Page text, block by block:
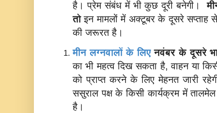
है। प्रेम संबंध में भी कुछ दूरी बनेगी।
तोइन मामलों में अक्टूबर के दूसरे सप्ताह
की जरूरत है।
मीन लग्नवालों के लिएनवंबर के दूसरे
का भी महत्व दिख सकता है, वाहन या
को प्राप्त करने के लिए मेहनत जारी
ससुराल पक्ष के किसी कार्यक्रम में
है।